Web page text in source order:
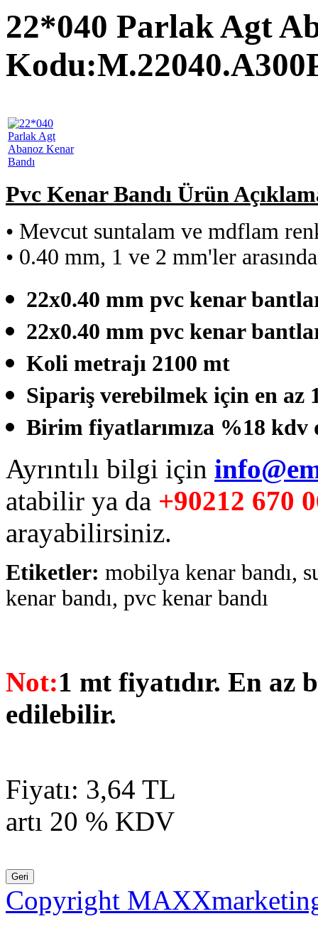
22*040 Parlak Agt
Kodu:
Pvc Kenar Bandı Ürün
• Mevcut suntalam ve mdflam
• 0.40 mm, 1 ve 2 mm'ler
22x0.40 mm pvc kenar
22x0.40 mm pvc kenar
Koli metrajı 2100 mt
Sipariş verebilmek için en az
Birim fiyatlarımıza %18 kdv
Ayrıntılı bilgi için
atabilir ya da +90212 670
arayabilirsiniz.
Etiketler: mobilya kenar bandı,
kenar bandı, pvc kenar bandı
Not:1 mt fiyatıdır. En az
edilebilir.
Fiyatı: 3,64 TL
artı 20 % KDV
Copyright